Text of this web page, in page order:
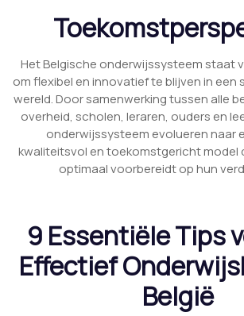
Het Belgische onderwijssysteem staat
om flexibel en innovatief te blijven in een
wereld. Door samenwerking tussen alle
overheid, scholen, leraren, ouders en
onderwijssysteem evolueren naar
kwaliteitsvol en toekomstgericht model
optimaal voorbereidt op hun
9 Essentiële Tips
Effectief
België